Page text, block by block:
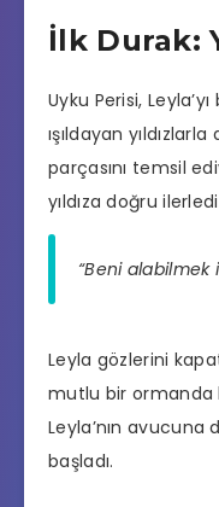
İlk Durak:
Uyku Perisi,
ışıldayan
parçasını temsil
yıldıza doğru
“Beni alabilmek
Leyla gözlerini
mutlu bir ormanda
Leyla’nın
başladı.